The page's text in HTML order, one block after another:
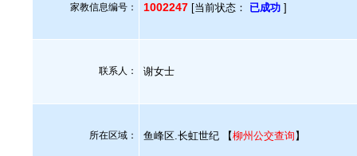
家教信息编号： 1002247 [当前状态： 已成功 ]
联系人： 谢女士
所在区域： 鱼峰区.长虹世纪 【柳州公交查询 】